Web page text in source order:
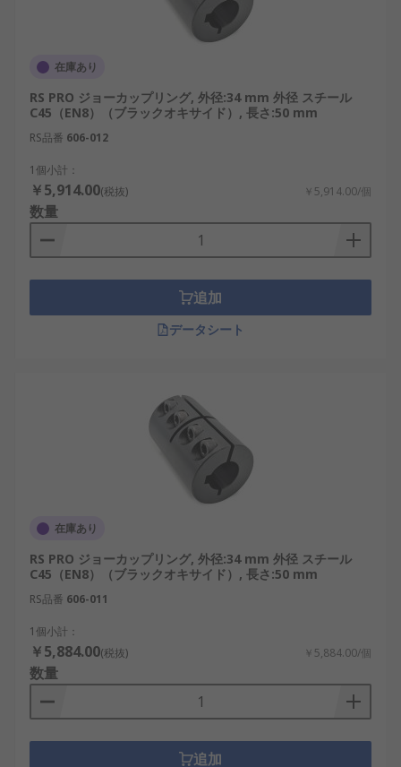
在庫あり
RS PRO ジョーカップリング, 外径:34 mm 外径 スチール
C45（EN8）（ブラックオキサイド）, 長さ:50 mm
RS品番 606-012
1個小計：
￥5,914.00(税抜) ￥5,914.00/個
数量
追加
データシート
在庫あり
RS PRO ジョーカップリング, 外径:34 mm 外径 スチール
C45（EN8）（ブラックオキサイド）, 長さ:50 mm
RS品番 606-011
1個小計：
￥5,884.00(税抜) ￥5,884.00/個
数量
追加